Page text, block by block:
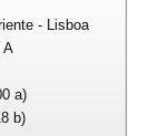
- Lisboa
A
a)
b)